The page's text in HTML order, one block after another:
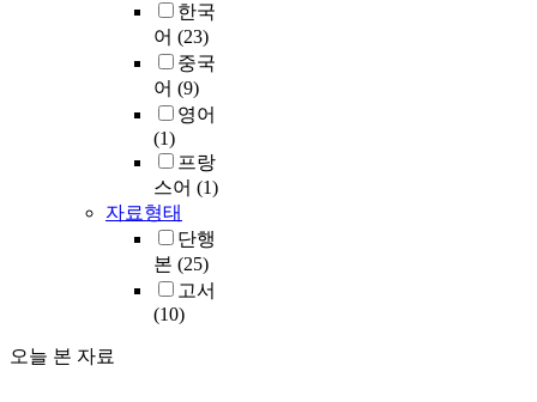
한국
어 (23)
중국
어 (9)
영어
(1)
프랑
스어 (1)
자료형태
단행
본 (25)
고서
(10)
오늘 본 자료